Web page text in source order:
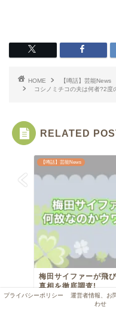
HOME
【噂話】芸能News
コシノミチコの夫は何者?2度
RELATED
【噂話】芸能News
梅田サイファーが飛
真相を徹底調査!
プライバシーポリシー
運営者情報、お
わせ